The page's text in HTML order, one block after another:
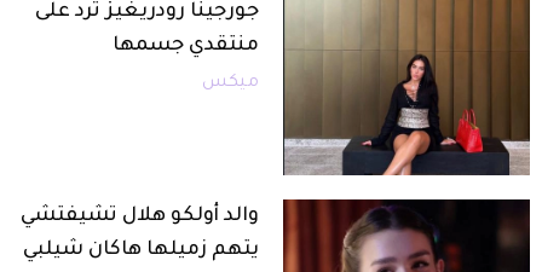
جورجينا رودريغيز ترد على
منتقدي جسمها
ميكس
والد أولكو هلال تشيفتشي
يتهم زميلها هاكان شيلبي